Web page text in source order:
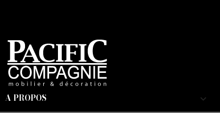
A PROPOS keyboard_arrow_down